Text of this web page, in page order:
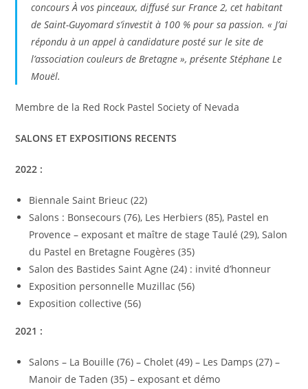
concours À vos pinceaux, diffusé sur France 2, cet habitant
de Saint-Guyomard s’investit à 100 % pour sa passion.« J’ai
répondu à un appel à candidature posté sur le site de
l’association couleurs de Bretagne », présente Stéphane Le
Mouël.
Membre de la Red Rock Pastel Society of Nevada
SALONS ET EXPOSITIONS RECENTS
2022 :
Biennale Saint Brieuc (22)
Salons : Bonsecours (76), Les Herbiers (85), Pastel en
Provence – exposant et maître de stage Taulé (29), Salon
du Pastel en Bretagne Fougères (35)
Salon des Bastides Saint Agne (24) : invité d’honneur
Exposition personnelle Muzillac (56)
Exposition collective (56)
2021 :
Salons – La Bouille (76) – Cholet (49) – Les Damps (27) –
Manoir de Taden (35) – exposant et démo